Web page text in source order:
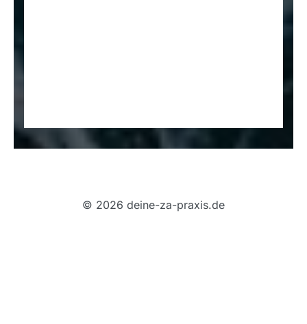
© 2026 deine-za-praxis.de